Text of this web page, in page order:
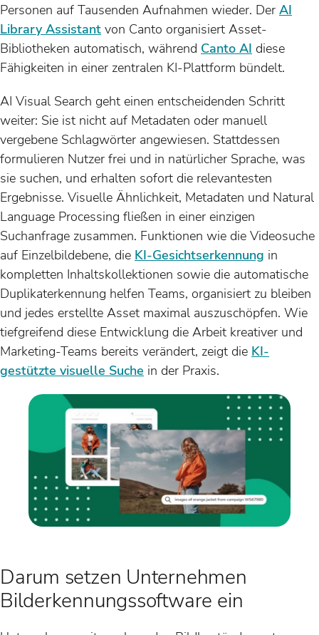
Personen auf Tausenden Aufnahmen wieder. Der AI
Library Assistant von Canto organisiert Asset-
Bibliotheken automatisch, während Canto AI diese
Fähigkeiten in einer zentralen KI-Plattform bündelt.
AI Visual Search geht einen entscheidenden Schritt
weiter: Sie ist nicht auf Metadaten oder manuell
vergebene Schlagwörter angewiesen. Stattdessen
formulieren Nutzer frei und in natürlicher Sprache, was
sie suchen, und erhalten sofort die relevantesten
Ergebnisse. Visuelle Ähnlichkeit, Metadaten und Natural
Language Processing fließen in einer einzigen
Suchanfrage zusammen. Funktionen wie die Videosuche
auf Einzelbildebene, die KI-Gesichtserkennung in
kompletten Inhaltskollektionen sowie die automatische
Duplikaterkennung helfen Teams, organisiert zu bleiben
und jedes erstellte Asset maximal auszuschöpfen. Wie
tiefgreifend diese Entwicklung die Arbeit kreativer und
Marketing-Teams bereits verändert, zeigt die KI-
gestützte visuelle Suche in der Praxis.
Darum setzen Unternehmen
Bilderkennungssoftware ein